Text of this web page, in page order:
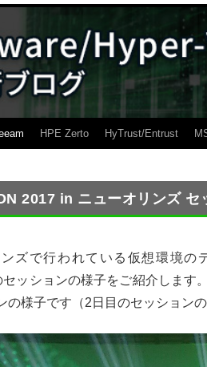
HPE Zerto HyTrust/Entrust
2017 in ニューオリンズ
ズで行われている仮想環境の
セッションの様子をご紹介します
の様子です（2 日目のセッションの